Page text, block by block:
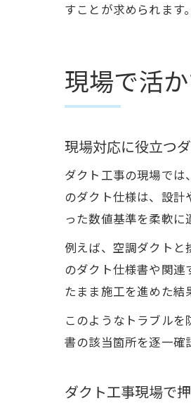
すことが求められます。
現場で活
現場対応に役立つ
ダクト工事の現場で
のダクト仕様は、設
った数値基準を柔軟に
例えば、空調ダクトと
のダクト仕様書や関
たまま施工を進めた結
このようなトラブル
書の該当箇所を逐一確
ダクト工事現場で